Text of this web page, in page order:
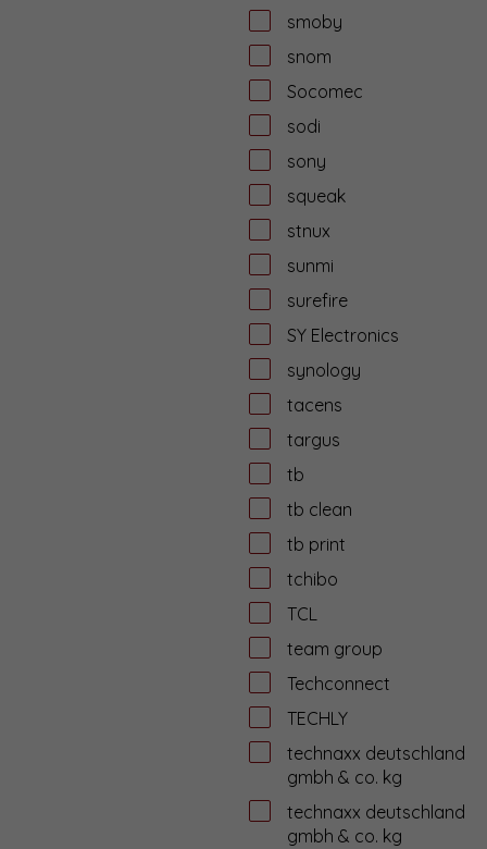
smoby
snom
Socomec
sodi
sony
squeak
stnux
sunmi
surefire
SY Electronics
synology
tacens
targus
tb
tb clean
tb print
tchibo
TCL
team group
Techconnect
TECHLY
technaxx deutschland
gmbh & co. kg
technaxx deutschland
gmbh & co. kg